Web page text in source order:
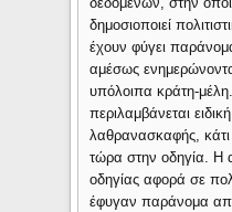
δημοσιοποιεί
έχουν φύγει
αμέσως
υπόλοιπα κράτη-
περιλαμβάνεται
λαθρανασκαφής,
τώρα στην οδηγία. Η
οδηγίας αφορά σε
έφυγαν παράνομα